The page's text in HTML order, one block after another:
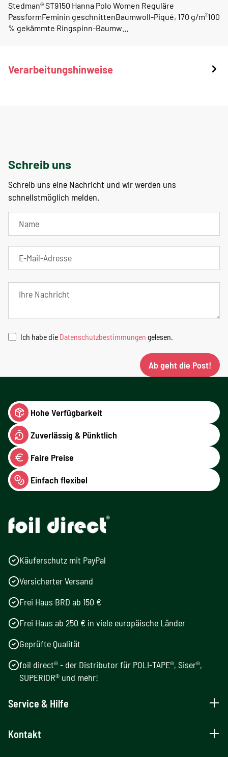
Stedman® ST9150 Hanna Polo Women Reguläre
PassformFeminin geschnittenBaumwoll-Piqué, 170 g/m²100
% gekämmte Ringspinn-Baumw…
Verarbeitungshinweise
Schreib uns
Schreib uns eine Nachricht und wir werden uns
schnellstmöglich melden.
Ich habe die Datenschutzbestimmungen gelesen.
Ab geht die Post!
Hohe Verfügbarkeit
Zuverlässig & Pünktlich
Faire Preise
Einfach flexibel
Käuferschutz mit PayPal
Versicherter Versand
Frei Haus BRD ab 150 €
Frei Haus ab 250 € in viele europäische Länder
Geprüfte Qualität
foil direct® - der Distributor für POLI-TAPE®, Siser®,
SUPERIOR® und mehr!
Service & Hilfe
Kontakt